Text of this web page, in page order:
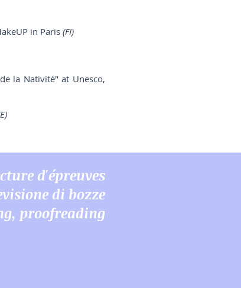
in Paris (FI)
la Nativité" at Unesco,
d'épreuves
di bozze
proofreading